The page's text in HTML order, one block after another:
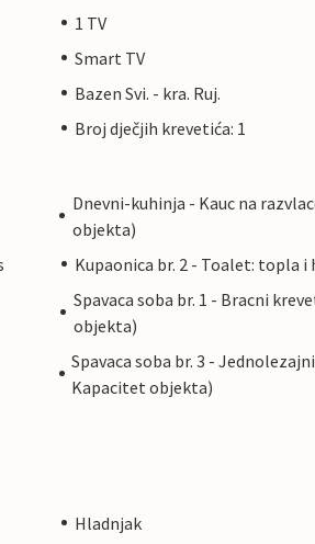
1 TV
Smart TV
Bazen Svi. - kra. Ruj.
Broj dječjih krevetića: 1
Dnevni-kuhinja - Kauc na
objekta)
Kupaonica br. 2 - Toalet: topla i
Spavaca soba br. 1 - Bracni
objekta)
Spavaca soba br. 3 -
Kapacitet objekta)
Hladnjak